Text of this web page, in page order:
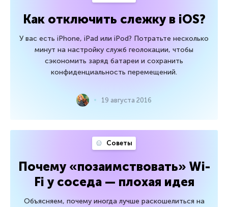
Как отключить слежку в iOS?
У вас есть iPhone, iPad или iPod? Потратьте несколько
минут на настройку служб геолокации, чтобы
сэкономить заряд батареи и сохранить
конфиденциальность перемещений.
19 августа 2016
Советы
Почему «позаимствовать» Wi-
Fi у соседа — плохая идея
Объясняем, почему иногда лучше раскошелиться на